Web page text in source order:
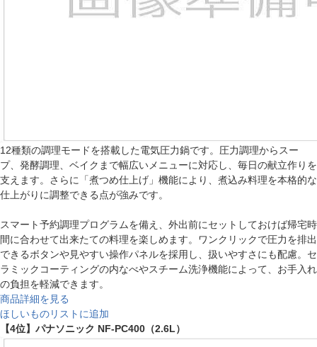
12種類の調理モードを搭載した電気圧力鍋です。圧力調理からスー
プ、発酵調理、ベイクまで幅広いメニューに対応し、毎日の献立作りを
支えます。さらに「煮つめ仕上げ」機能により、煮込み料理を本格的な
仕上がりに調整できる点が強みです。
スマート予約調理プログラムを備え、外出前にセットしておけば帰宅時
間に合わせて出来たての料理を楽しめます。ワンクリックで圧力を排出
できるボタンや見やすい操作パネルを採用し、扱いやすさにも配慮。セ
ラミックコーティングの内なべやスチーム洗浄機能によって、お手入れ
の負担を軽減できます。
商品詳細を見る
ほしいものリストに追加
【4位】パナソニック NF-PC400（2.6L）